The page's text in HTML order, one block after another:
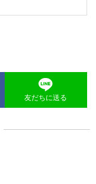
友だちに送る